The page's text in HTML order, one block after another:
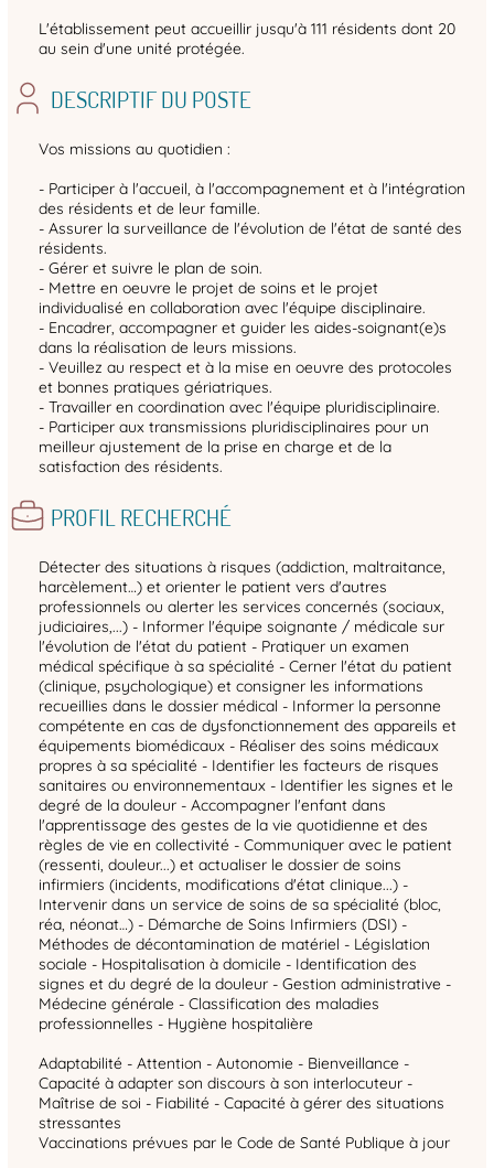
L'établissement peut accueillir jusqu'à 111 résidents dont 20
au sein d'une unité protégée.
DESCRIPTIF DU POSTE
Vos missions au quotidien :
- Participer à l'accueil, à l'accompagnement et à l'intégration
des résidents et de leur famille.
- Assurer la surveillance de l'évolution de l'état de santé des
résidents.
- Gérer et suivre le plan de soin.
- Mettre en oeuvre le projet de soins et le projet
individualisé en collaboration avec l'équipe disciplinaire.
- Encadrer, accompagner et guider les aides-soignant(e)s
dans la réalisation de leurs missions.
- Veuillez au respect et à la mise en oeuvre des protocoles
et bonnes pratiques gériatriques.
- Travailler en coordination avec l'équipe pluridisciplinaire.
- Participer aux transmissions pluridisciplinaires pour un
meilleur ajustement de la prise en charge et de la
satisfaction des résidents.
PROFIL RECHERCHÉ
Détecter des situations à risques (addiction, maltraitance,
harcèlement…) et orienter le patient vers d'autres
professionnels ou alerter les services concernés (sociaux,
judiciaires,...) - Informer l'équipe soignante / médicale sur
l'évolution de l'état du patient - Pratiquer un examen
médical spécifique à sa spécialité - Cerner l'état du patient
(clinique, psychologique) et consigner les informations
recueillies dans le dossier médical - Informer la personne
compétente en cas de dysfonctionnement des appareils et
équipements biomédicaux - Réaliser des soins médicaux
propres à sa spécialité - Identifier les facteurs de risques
sanitaires ou environnementaux - Identifier les signes et le
degré de la douleur - Accompagner l'enfant dans
l'apprentissage des gestes de la vie quotidienne et des
règles de vie en collectivité - Communiquer avec le patient
(ressenti, douleur...) et actualiser le dossier de soins
infirmiers (incidents, modifications d'état clinique...) -
Intervenir dans un service de soins de sa spécialité (bloc,
réa, néonat…) - Démarche de Soins Infirmiers (DSI) -
Méthodes de décontamination de matériel - Législation
sociale - Hospitalisation à domicile - Identification des
signes et du degré de la douleur - Gestion administrative -
Médecine générale - Classification des maladies
professionnelles - Hygiène hospitalière
Adaptabilité - Attention - Autonomie - Bienveillance -
Capacité à adapter son discours à son interlocuteur -
Maîtrise de soi - Fiabilité - Capacité à gérer des situations
stressantes
Vaccinations prévues par le Code de Santé Publique à jour